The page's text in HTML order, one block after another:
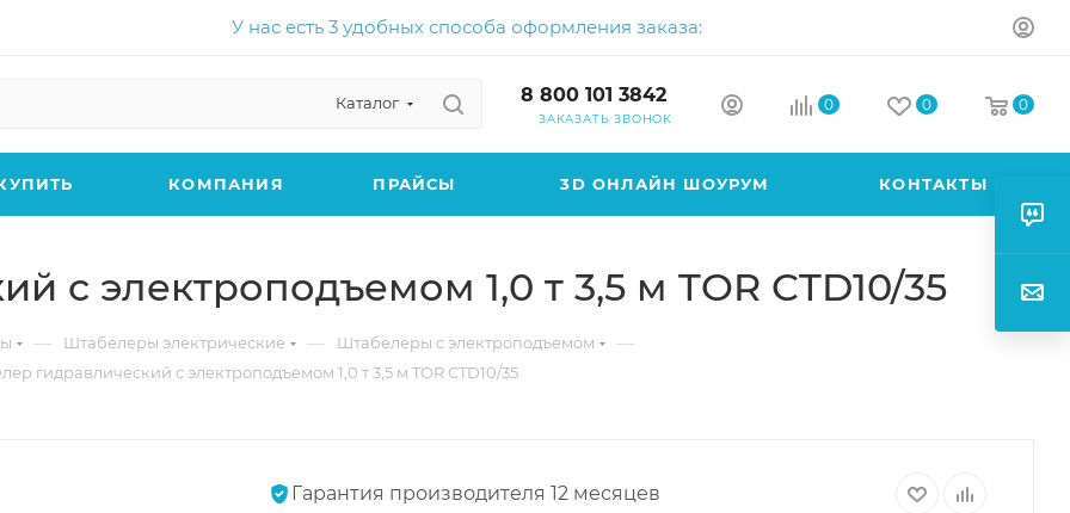
У нас есть 3 удобных способа оформления заказа:
Каталог 8 800 101 3842
ЗАКАЗАТЬ ЗВОНОК
0 0 0
КОМПАНИЯ ПРАЙСЫ 3D ОНЛАЙН ШОУРУМ КОНТАКТЫ
с электроподъемом 1,0 т 3,5 м TOR CTD10/35
— Штабелеры электрические — Штабелеры с электроподъемом —
гидравлический с электроподъемом 1,0 т 3,5 м TOR CTD10/35
Гарантия производителя 12 месяцев